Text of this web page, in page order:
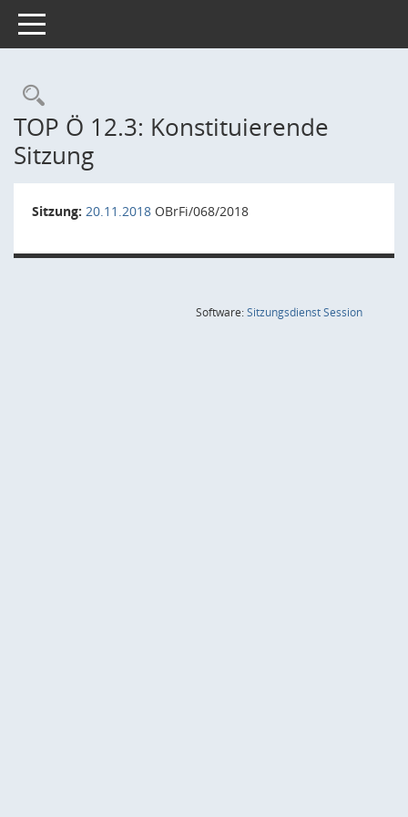
Toggle navigation
Rechercheauswahl
TOP Ö 12.3: Konstituierende
Sitzung
Sitzung: 20.11.2018 OBrFi/068/2018
Software:SitzungsdienstSession(Wird in